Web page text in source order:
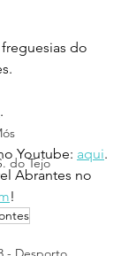
do Tejo
do
.
Youtube: aqui.
Abrantes no
!